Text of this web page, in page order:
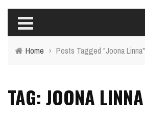
Home › Posts Tagged "Joona Linna"
TAG: JOONA LINNA